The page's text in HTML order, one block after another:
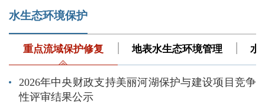
水生态环境保护
重点流域保护修复 地表水生态环境管理 水
2026年中央财政支持美丽河湖保护与建设项目竞争
性评审结果公示